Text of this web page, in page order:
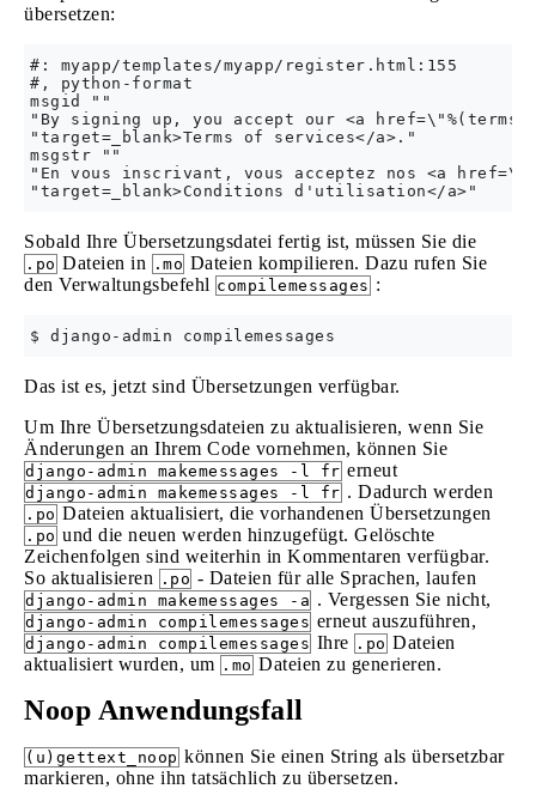
übersetzen:
#: myapp/templates/myapp/register.html:155
#, python-format
msgid ""
"By signing up, you accept our <a
"target=_blank>Terms of services</a>."
msgstr ""
"En vous inscrivant, vous acceptez nos <a
Sobald Ihre Übersetzungsdatei fertig ist, müssen Sie die
.po Dateien in .mo Dateien kompilieren. Dazu rufen Sie
den Verwaltungsbefehl compilemessages :
Das ist es, jetzt sind Übersetzungen verfügbar.
Um Ihre Übersetzungsdateien zu aktualisieren, wenn Sie
Änderungen an Ihrem Code vornehmen, können Sie
django-admin makemessages -l fr erneut
django-admin makemessages -l fr . Dadurch werden
.po Dateien aktualisiert, die vorhandenen Übersetzungen
.po und die neuen werden hinzugefügt. Gelöschte
Zeichenfolgen sind weiterhin in Kommentaren verfügbar.
So aktualisieren
.po - Dateien für alle Sprachen, laufen
django-admin makemessages -a . Vergessen Sie nicht,
django-admin compilemessages erneut auszuführen,
django-admin compilemessages Ihre .po Dateien
aktualisiert wurden, um .mo Dateien zu generieren.
Noop Anwendungsfall
(u)gettext_noop können Sie einen String als übersetzbar
markieren, ohne ihn tatsächlich zu übersetzen.